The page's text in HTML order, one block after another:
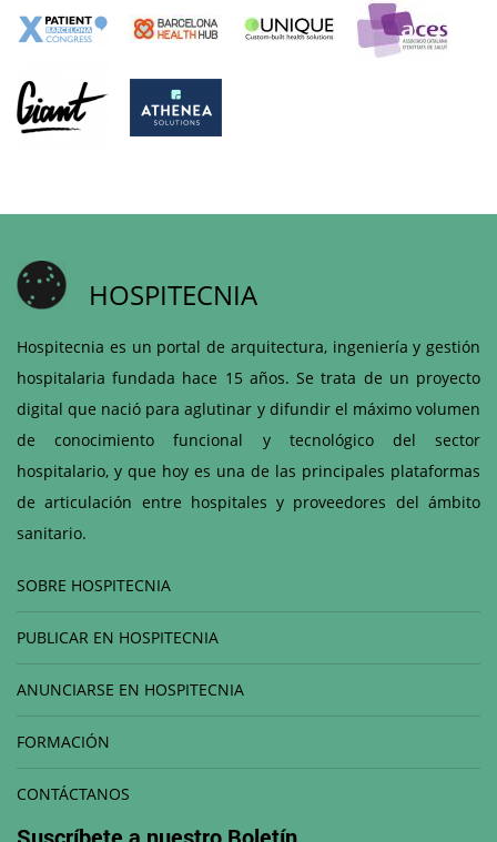
HOSPITECNIA
Hospitecnia es un portal de arquitectura, ingeniería y gestión
hospitalaria fundada hace 15 años. Se trata de un proyecto
digital que nació para aglutinar y difundir el máximo volumen
de conocimiento funcional y tecnológico del sector
hospitalario, y que hoy es una de las principales plataformas
de articulación entre hospitales y proveedores del ámbito
sanitario.
SOBRE HOSPITECNIA
PUBLICAR EN HOSPITECNIA
ANUNCIARSE EN HOSPITECNIA
FORMACIÓN
CONTÁCTANOS